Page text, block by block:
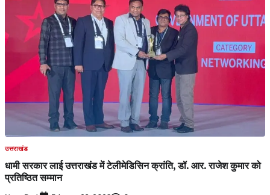
उत्तराखंड
धामी सरकार लाई उत्तराखंड में टेलीमेडिसिन क्रांति, डॉ. आर. राजेश कुमार को
प्रतिष्ठित सम्मान